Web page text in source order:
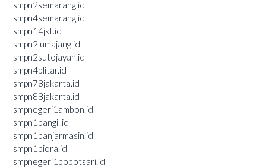
smpn2semarang.id
smpn4semarang.id
smpn14jkt.id
smpn2lumajang.id
smpn2sutojayan.id
smpn4blitar.id
smpn78jakarta.id
smpn88jakarta.id
smpnegeri1ambon.id
smpn1bangil.id
smpn1banjarmasin.id
smpn1biora.id
smpnegeri1bobotsari.id